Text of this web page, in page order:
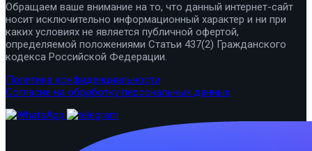
Обращаем ваше внимание на то, что данный интернет-сайт
носит исключительно информационный характер и ни при
каких условиях не является публичной офертой,
определяемой положениями Статьи 437(2) Гражданского
кодекса Российской Федерации.
Политика конфиденциальности
Согласие на обработку персональных данных